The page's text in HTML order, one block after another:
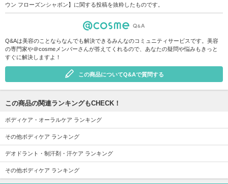
ウン フローズンシャボン】に関する投稿を抜粋したものです。
Q&Aは美容のことならなんでも解決できるみんなのコミュニティサービスです。美容
の専門家や＠cosmeメンバーさんが答えてくれるので、あなたの疑問や悩みもきっと
すぐに解決しますよ！
この商品についてQ&Aで質問する
この商品の関連ランキングもCHECK！
ボディケア・オーラルケア ランキング
その他ボディケア ランキング
デオドラント・制汗剤・汗ケア ランキング
その他ボディケア ランキング